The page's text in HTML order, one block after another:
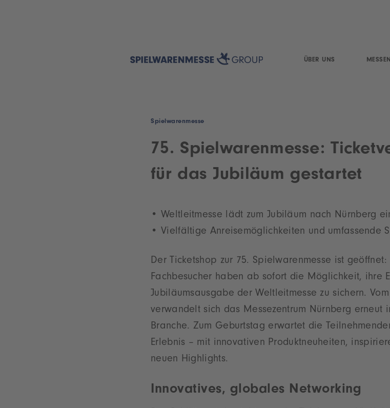
ÜBER UNS
Spielwarenmesse
75. Spielwarenmesse:
für das Jubiläum gestartet
Weltleitmesse lädt zum Jubiläum nach Nürnberg
Vielfältige Anreisemöglichkeiten und umfassende
Der Ticketshop zur 75. Spielwarenmesse ist
Fachbesucher haben ab sofort die Möglichkeit, ihre
Jubiläumsausgabe der Weltleitmesse zu sichern.
verwandelt sich das Messezentrum Nürnberg erneut
Branche. Zum Geburtstag erwartet die
Erlebnis – mit innovativen Produktneuheiten,
neuen Highlights.
Innovatives, globales Networking